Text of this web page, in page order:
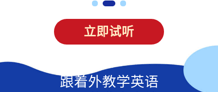
立即试听
跟着外教学英语